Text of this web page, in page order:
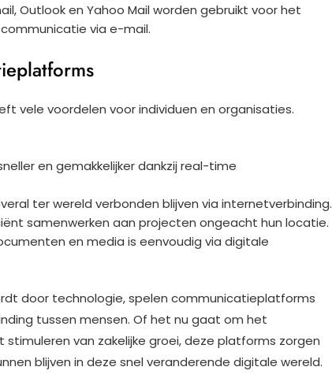
Outlook en Yahoo Mail worden gebruikt voor het
via e-mail.
vele voordelen voor individuen en organisaties.
en gemakkelijker dankzij real-time
ter wereld verbonden blijven via internetverbinding.
samenwerken aan projecten ongeacht hun locatie.
en media is eenvoudig via digitale
door technologie, spelen communicatieplatforms
tussen mensen. Of het nu gaat om het
van zakelijke groei, deze platforms zorgen
blijven in deze snel veranderende digitale wereld.